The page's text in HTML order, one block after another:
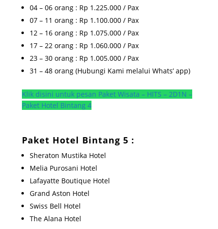
04 – 06 orang : Rp 1.225.000 / Pax
07 – 11 orang : Rp 1.100.000 / Pax
12 – 16 orang : Rp 1.075.000 / Pax
17 – 22 orang : Rp 1.060.000 / Pax
23 – 30 orang : Rp 1.005.000 / Pax
31 – 48 orang (Hubungi Kami melalui Whats’ app)
Klik disini untuk pesan Paket Wisata – HITS – 2D1N –
Paket Hotel Bintang 4
Paket Hotel Bintang 5 :
Sheraton Mustika Hotel
Melia Purosani Hotel
Lafayatte Boutique Hotel
Grand Aston Hotel
Swiss Bell Hotel
The Alana Hotel